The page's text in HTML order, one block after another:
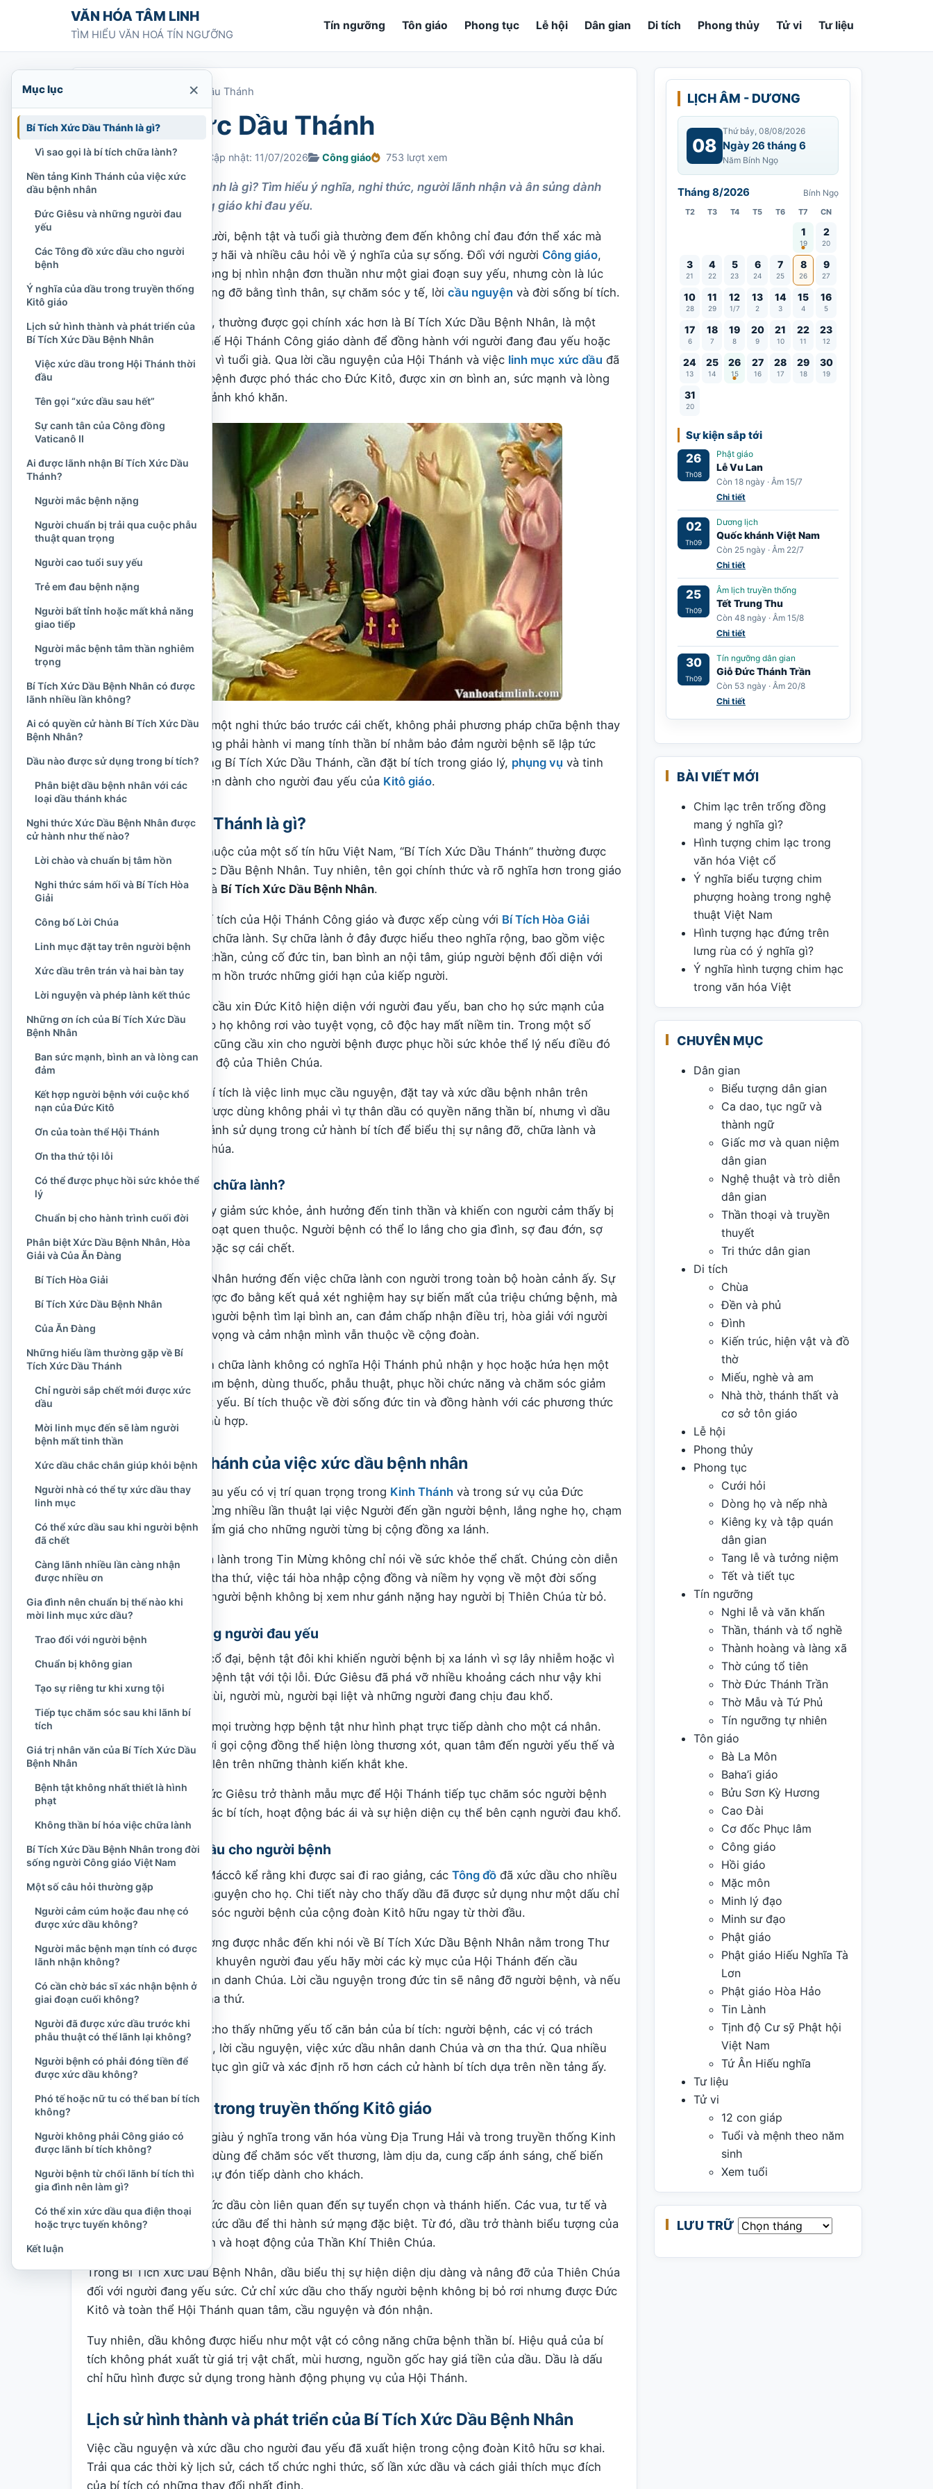
Chuyển tới nội dungVĂN HÓA TÂM LINH
TÌM HIỂU VĂN HOÁ TÍN NGƯỠNG
Tín ngưỡng Tôn giáo Phong tục Lễ hội Dân gian Di tích Phong thủy Tử vi Tư liệu
Bí Tích Xức Dầu Thánh
Bí Tích Xức Dầu Thánh
Chi Tran 04/04/2021 Cập nhật: 11/07/2026 Công giáo 753 lượt xem
Bí Tích Xức Dầu Thánh là gì? Tìm hiểu ý nghĩa, nghi thức, người lãnh nhận và ân sủng dành
cho bệnh nhân Công giáo khi đau yếu.
Trong đời sống con người, bệnh tật và tuổi già thường đem đến không chỉ đau đớn thể xác mà
còn cả lo âu, cô đơn, sợ hãi và nhiều câu hỏi về ý nghĩa của sự sống. Đối với người Công giáo,
những thời khắc ấy không bị nhìn nhận đơn thuần như một giai đoạn suy yếu, nhưng còn là lúc
con người cần được nâng đỡ bằng tình thân, sự chăm sóc y tế, lời cầu nguyện và đời sống bí tích.
Bí Tích Xức Dầu Thánh, thường được gọi chính xác hơn là Bí Tích Xức Dầu Bệnh Nhân, là một
trong những phương thế Hội Thánh Công giáo dành để đồng hành với người đang đau yếu hoặc
suy giảm nghiêm trọng vì tuổi già. Qua lời cầu nguyện của Hội Thánh và việc linh mục xức dầu đã
được làm phép, người bệnh được phó thác cho Đức Kitô, được xin ơn bình an, sức mạnh và lòng
cậy trông trong hoàn cảnh khó khăn.
Bí tích này không phải một nghi thức báo trước cái chết, không phải phương pháp chữa bệnh thay
thế y học và cũng không phải hành vi mang tính thần bí nhằm bảo đảm người bệnh sẽ lập tức
bình phục. Để hiểu đúng Bí Tích Xức Dầu Thánh, cần đặt bí tích trong giáo lý, phụng vụ và tinh
thần chăm sóc toàn diện dành cho người đau yếu của Kitô giáo.
Bí Tích Xức Dầu Thánh là gì?
Trong cách nói quen thuộc của một số tín hữu Việt Nam, “Bí Tích Xức Dầu Thánh” thường được
dùng để chỉ Bí Tích Xức Dầu Bệnh Nhân. Tuy nhiên, tên gọi chính thức và rõ nghĩa hơn trong giáo
lý Công giáo hiện nay là Bí Tích Xức Dầu Bệnh Nhân.
Đây là một trong bảy bí tích của Hội Thánh Công giáo và được xếp cùng với Bí Tích Hòa Giải
trong nhóm các bí tích chữa lành. Sự chữa lành ở đây được hiểu theo nghĩa rộng, bao gồm việc
nâng đỡ đời sống tinh thần, củng cố đức tin, ban bình an nội tâm, giúp người bệnh đối diện với
đau đớn và chuẩn bị tâm hồn trước những giới hạn của kiếp người.
Qua bí tích, Hội Thánh cầu xin Đức Kitô hiện diện với người đau yếu, ban cho họ sức mạnh của
Chúa Thánh Thần , giúp họ không rơi vào tuyệt vọng, cô độc hay mất niềm tin. Trong một số
trường hợp, Hội Thánh cũng cầu xin cho người bệnh được phục hồi sức khỏe thể lý nếu điều đó
phù hợp với ý định cứu độ của Thiên Chúa.
Dấu chỉ hữu hình của bí tích là việc linh mục cầu nguyện, đặt tay và xức dầu bệnh nhân trên
người lãnh nhận. Dầu được dùng không phải vì tự thân dầu có quyền năng thần bí, nhưng vì dầu
là dấu chỉ được Hội Thánh sử dụng trong cử hành bí tích để biểu thị sự nâng đỡ, chữa lành và
thánh hóa của Thiên Chúa.
Vì sao gọi là bí tích chữa lành?
Bệnh tật có thể làm suy giảm sức khỏe, ảnh hưởng đến tinh thần và khiến con người cảm thấy bị
tách khỏi những sinh hoạt quen thuộc. Người bệnh có thể lo lắng cho gia đình, sợ đau đớn, sợ
mất khả năng tự chủ hoặc sợ cái chết.
Bí Tích Xức Dầu Bệnh Nhân hướng đến việc chữa lành con người trong toàn bộ hoàn cảnh ấy. Sự
chữa lành không chỉ được đo bằng kết quả xét nghiệm hay sự biến mất của triệu chứng bệnh, mà
còn thể hiện qua việc người bệnh tìm lại bình an, can đảm chấp nhận điều trị, hòa giải với người
thân, củng cố niềm hy vọng và cảm nhận mình vẫn thuộc về cộng đoàn.
Vì thế, gọi đây là bí tích chữa lành không có nghĩa Hội Thánh phủ nhận y học hoặc hứa hẹn một
phép lạ thể lý. Việc khám bệnh, dùng thuốc, phẫu thuật, phục hồi chức năng và chăm sóc giảm
nhẹ vẫn có vai trò thiết yếu. Bí tích thuộc về đời sống đức tin và đồng hành với các phương thức
chăm sóc con người phù hợp.
Nền tảng Kinh Thánh của việc xức dầu bệnh nhân
Việc chăm sóc người đau yếu có vị trí quan trọng trong Kinh Thánh và trong sứ vụ của Đức
Giêsu. Các sách Tin Mừng nhiều lần thuật lại việc Người đến gần người bệnh, lắng nghe họ, chạm
đến họ và phục hồi phẩm giá cho những người từng bị cộng đồng xa lánh.
Những trình thuật chữa lành trong Tin Mừng không chỉ nói về sức khỏe thể chất. Chúng còn diễn
tả lòng thương xót, sự tha thứ, việc tái hòa nhập cộng đồng và niềm hy vọng về một đời sống
được đổi mới. Qua đó, người bệnh không bị xem như gánh nặng hay người bị Thiên Chúa từ bỏ.
Đức Giêsu và những người đau yếu
Trong bối cảnh xã hội cổ đại, bệnh tật đôi khi khiến người bệnh bị xa lánh vì sợ lây nhiễm hoặc vì
những quan niệm gắn bệnh tật với tội lỗi. Đức Giêsu đã phá vỡ nhiều khoảng cách như vậy khi
đến gần người phong cùi, người mù, người bại liệt và những người đang chịu đau khổ.
Người không trình bày mọi trường hợp bệnh tật như hình phạt trực tiếp dành cho một cá nhân.
Thay vào đó, Người mời gọi cộng đồng thể hiện lòng thương xót, quan tâm đến người yếu thế và
đặt sự sống con người lên trên những thành kiến khắt khe.
Sứ vụ chữa lành của Đức Giêsu trở thành mẫu mực để Hội Thánh tiếp tục chăm sóc người bệnh
bằng lời cầu nguyện, các bí tích, hoạt động bác ái và sự hiện diện cụ thể bên cạnh người đau khổ.
Các Tông đồ xức dầu cho người bệnh
Tin Mừng theo thánh Máccô kể rằng khi được sai đi rao giảng, các Tông đồ đã xức dầu cho nhiều
người đau yếu và cầu nguyện cho họ. Chi tiết này cho thấy dầu đã được sử dụng như một dấu chỉ
trong hoạt động chăm sóc người bệnh của cộng đoàn Kitô hữu ngay từ thời đầu.
Nền tảng trực tiếp thường được nhắc đến khi nói về Bí Tích Xức Dầu Bệnh Nhân nằm trong Thư
thánh Giacôbê. Tác giả khuyên người đau yếu hãy mời các kỳ mục của Hội Thánh đến cầu
nguyện và xức dầu nhân danh Chúa. Lời cầu nguyện trong đức tin sẽ nâng đỡ người bệnh, và nếu
họ có tội thì sẽ được tha thứ.
Đoạn Kinh Thánh này cho thấy những yếu tố căn bản của bí tích: người bệnh, các vị có trách
nhiệm trong Hội Thánh, lời cầu nguyện, việc xức dầu nhân danh Chúa và ơn tha thứ. Qua nhiều
thế kỷ, Hội Thánh tiếp tục gìn giữ và xác định rõ hơn cách cử hành bí tích dựa trên nền tảng ấy.
Ý nghĩa của dầu trong truyền thống Kitô giáo
Dầu là một biểu tượng giàu ý nghĩa trong văn hóa vùng Địa Trung Hải và trong truyền thống Kinh
Thánh. Dầu từng được dùng để chăm sóc vết thương, làm dịu da, cung cấp ánh sáng, chế biến
thực phẩm và biểu thị sự đón tiếp dành cho khách.
Trong Cựu Ước, việc xức dầu còn liên quan đến sự tuyển chọn và thánh hiến. Các vua, tư tế và
một số nhân vật được xức dầu để thi hành sứ mạng đặc biệt. Từ đó, dầu trở thành biểu tượng của
sự chúc lành, sức mạnh và hoạt động của Thần Khí Thiên Chúa.
Trong Bí Tích Xức Dầu Bệnh Nhân, dầu biểu thị sự hiện diện dịu dàng và nâng đỡ của Thiên Chúa
đối với người đang yếu sức. Cử chỉ xức dầu cho thấy người bệnh không bị bỏ rơi nhưng được Đức
Kitô và toàn thể Hội Thánh quan tâm, cầu nguyện và đón nhận.
Tuy nhiên, dầu không được hiểu như một vật có công năng chữa bệnh thần bí. Hiệu quả của bí
tích không phát xuất từ giá trị vật chất, mùi hương, nguồn gốc hay giá tiền của dầu. Dầu là dấu
chỉ hữu hình được sử dụng trong hành động phụng vụ của Hội Thánh.
Lịch sử hình thành và phát triển của Bí Tích Xức Dầu Bệnh Nhân
Việc cầu nguyện và xức dầu cho người đau yếu đã xuất hiện trong cộng đoàn Kitô hữu sơ khai.
Trải qua các thời kỳ lịch sử, cách tổ chức nghi thức, số lần xức dầu và cách giải thích mục đích
của bí tích có những thay đổi nhất định.
LỊCH ÂM - DƯƠNG
08
Thứ bảy, 08/08/2026
Ngày 26 tháng 6
Năm Bính Ngọ
Tháng 8/2026 Bính Ngọ
T2 T3 T4 T5 T6 T7 CN
1
19
Vía Quán Thế Âm thành đạo
2
20
3
21
4
22
5
23
6
24
7
25
8
26
9
27
10
28
11
29
12
1/7
13
2
14
3
15
4
16
5
17
6
18
7
19
8
20
9
21
10
22
11
23
12
24
13
25
14
26
15
Lễ Vu Lan
27
16
28
17
29
18
30
19
31
20
Sự kiện sắp tới
26
Th08
Phật giáo
Lễ Vu Lan
Còn 18 ngày · Âm 15/7
Chi tiết
02
Th09
Dương lịch
Quốc khánh Việt Nam
Còn 25 ngày · Âm 22/7
Chi tiết
25
Th09
Âm lịch truyền thống
Tết Trung Thu
Còn 48 ngày · Âm 15/8
Chi tiết
30
Th09
Tín ngưỡng dân gian
Giỗ Đức Thánh Trần
Còn 53 ngày · Âm 20/8
Chi tiết
BÀI VIẾT MỚI
Chim lạc trên trống đồng
mang ý nghĩa gì?
Hình tượng chim lạc trong
văn hóa Việt cổ
Ý nghĩa biểu tượng chim
phượng hoàng trong nghệ
thuật Việt Nam
Hình tượng hạc đứng trên
lưng rùa có ý nghĩa gì?
Ý nghĩa hình tượng chim hạc
trong văn hóa Việt
CHUYÊN MỤC
Dân gian
Biểu tượng dân gian
Ca dao, tục ngữ và
thành ngữ
Giấc mơ và quan niệm
dân gian
Nghệ thuật và trò diễn
dân gian
Thần thoại và truyền
thuyết
Tri thức dân gian
Di tích
Chùa
Đền và phủ
Đình
Kiến trúc, hiện vật và đồ
thờ
Miếu, nghè và am
Nhà thờ, thánh thất và
cơ sở tôn giáo
Lễ hội
Phong thủy
Phong tục
Cưới hỏi
Dòng họ và nếp nhà
Kiêng kỵ và tập quán
dân gian
Tang lễ và tưởng niệm
Tết và tiết tục
Tín ngưỡng
Nghi lễ và văn khấn
Thần, thánh và tổ nghề
Thành hoàng và làng xã
Thờ cúng tổ tiên
Thờ Đức Thánh Trần
Thờ Mẫu và Tứ Phủ
Tín ngưỡng tự nhiên
Tôn giáo
Bà La Môn
Baha’i giáo
Bửu Sơn Kỳ Hương
Cao Đài
Cơ đốc Phục lâm
Công giáo
Hồi giáo
Mặc môn
Minh lý đạo
Minh sư đạo
Phật giáo
Phật giáo Hiếu Nghĩa Tà
Lơn
Phật giáo Hòa Hảo
Tin Lành
Tịnh độ Cư sỹ Phật hội
Việt Nam
Tứ Ân Hiếu nghĩa
Tư liệu
Tử vi
12 con giáp
Tuổi và mệnh theo năm
sinh
Xem tuổi
LƯU TRỮ Lưu trữ
Mục lục ×
Bí Tích Xức Dầu Thánh là gì?
Vì sao gọi là bí tích chữa lành?
Nền tảng Kinh Thánh của việc xức
dầu bệnh nhân
Đức Giêsu và những người đau
yếu
Các Tông đồ xức dầu cho người
bệnh
Ý nghĩa của dầu trong truyền thống
Kitô giáo
Lịch sử hình thành và phát triển của
Bí Tích Xức Dầu Bệnh Nhân
Việc xức dầu trong Hội Thánh thời
đầu
Tên gọi “xức dầu sau hết”
Sự canh tân của Công đồng
Vaticanô II
Ai được lãnh nhận Bí Tích Xức Dầu
Thánh?
Người mắc bệnh nặng
Người chuẩn bị trải qua cuộc phẫu
thuật quan trọng
Người cao tuổi suy yếu
Trẻ em đau bệnh nặng
Người bất tỉnh hoặc mất khả năng
giao tiếp
Người mắc bệnh tâm thần nghiêm
trọng
Bí Tích Xức Dầu Bệnh Nhân có được
lãnh nhiều lần không?
Ai có quyền cử hành Bí Tích Xức Dầu
Bệnh Nhân?
Dầu nào được sử dụng trong bí tích?
Phân biệt dầu bệnh nhân với các
loại dầu thánh khác
Nghi thức Xức Dầu Bệnh Nhân được
cử hành như thế nào?
Lời chào và chuẩn bị tâm hồn
Nghi thức sám hối và Bí Tích Hòa
Giải
Công bố Lời Chúa
Linh mục đặt tay trên người bệnh
Xức dầu trên trán và hai bàn tay
Lời nguyện và phép lành kết thúc
Những ơn ích của Bí Tích Xức Dầu
Bệnh Nhân
Ban sức mạnh, bình an và lòng can
đảm
Kết hợp người bệnh với cuộc khổ
nạn của Đức Kitô
Ơn của toàn thể Hội Thánh
Ơn tha thứ tội lỗi
Có thể được phục hồi sức khỏe thể
lý
Chuẩn bị cho hành trình cuối đời
Phân biệt Xức Dầu Bệnh Nhân, Hòa
Giải và Của Ăn Đàng
Bí Tích Hòa Giải
Bí Tích Xức Dầu Bệnh Nhân
Của Ăn Đàng
Những hiểu lầm thường gặp về Bí
Tích Xức Dầu Thánh
Chỉ người sắp chết mới được xức
dầu
Mời linh mục đến sẽ làm người
bệnh mất tinh thần
Xức dầu chắc chắn giúp khỏi bệnh
Người nhà có thể tự xức dầu thay
linh mục
Có thể xức dầu sau khi người bệnh
đã chết
Càng lãnh nhiều lần càng nhận
được nhiều ơn
Gia đình nên chuẩn bị thế nào khi
mời linh mục xức dầu?
Trao đổi với người bệnh
Chuẩn bị không gian
Tạo sự riêng tư khi xưng tội
Tiếp tục chăm sóc sau khi lãnh bí
tích
Giá trị nhân văn của Bí Tích Xức Dầu
Bệnh Nhân
Bệnh tật không nhất thiết là hình
phạt
Không thần bí hóa việc chữa lành
Bí Tích Xức Dầu Bệnh Nhân trong đời
sống người Công giáo Việt Nam
Một số câu hỏi thường gặp
Người cảm cúm hoặc đau nhẹ có
được xức dầu không?
Người mắc bệnh mạn tính có được
lãnh nhận không?
Có cần chờ bác sĩ xác nhận bệnh ở
giai đoạn cuối không?
Người đã được xức dầu trước khi
phẫu thuật có thể lãnh lại không?
Người bệnh có phải đóng tiền để
được xức dầu không?
Phó tế hoặc nữ tu có thể ban bí tích
không?
Người không phải Công giáo có
được lãnh bí tích không?
Người bệnh từ chối lãnh bí tích thì
gia đình nên làm gì?
Có thể xin xức dầu qua điện thoại
hoặc trực tuyến không?
Kết luận